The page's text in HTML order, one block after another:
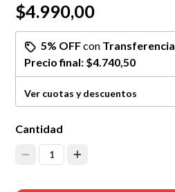
$4.990,00
5% OFFcon Transferencia
Precio final: $4.740,50
Ver cuotas y descuentos
Cantidad
1